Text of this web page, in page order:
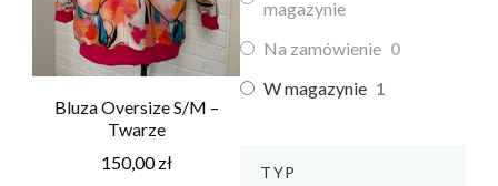
Bluza Oversize S/M –
Twarze
150,00zł
magazynie
Na zamówienie 0
W magazynie 1
TYP